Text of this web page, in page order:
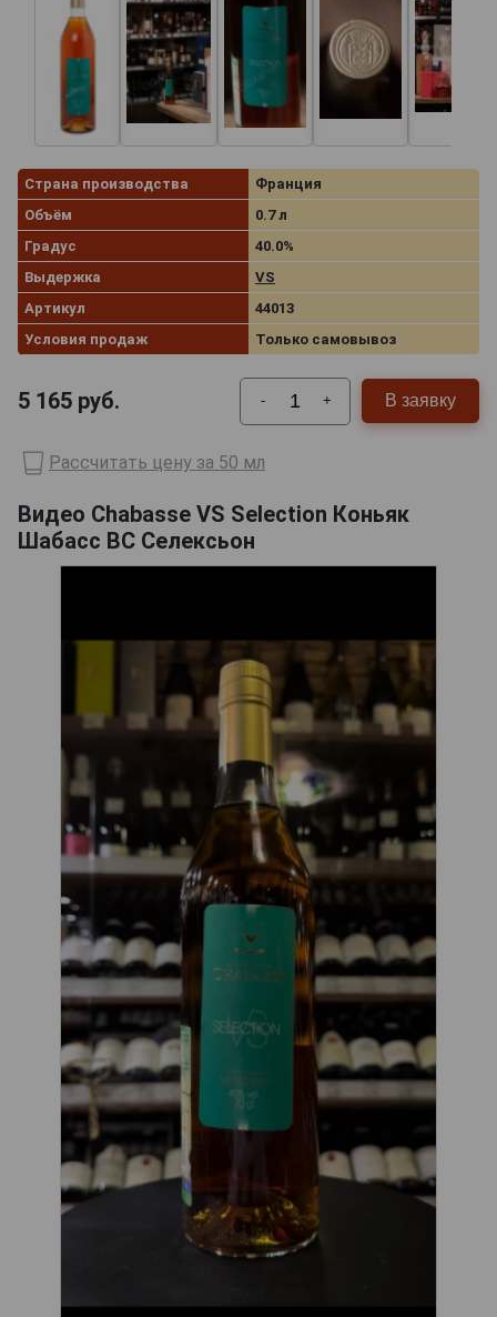
Страна производства
Франция
Объём
0.7 л
Градус
40.0%
Выдержка
VS
Артикул
44013
Условия продаж
Только самовывоз
5 165 руб. - + В заявку
Рассчитать цену за 50 мл
Видео Chabasse VS Selection Коньяк
Шабасс ВС Селексьон